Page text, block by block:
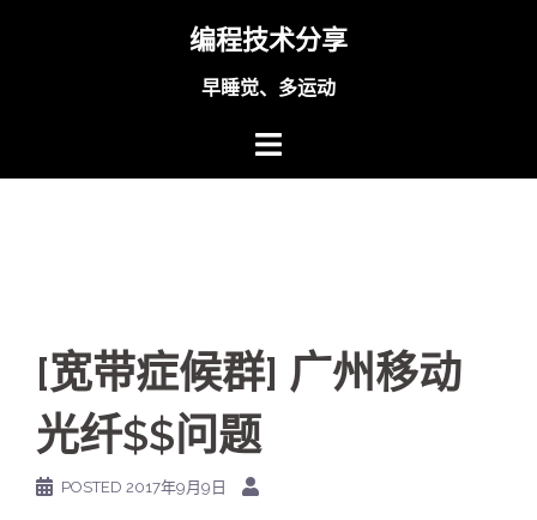
编程技术分享
早睡觉、多运动
[宽带症候群] 广州移动
光纤$$问题
POSTED 2017年9月9日